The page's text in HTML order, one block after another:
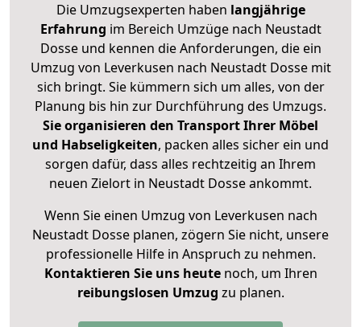
Die Umzugsexperten haben langjährige
Erfahrung im Bereich Umzüge nach Neustadt
Dosse und kennen die Anforderungen, die ein
Umzug von Leverkusen nach Neustadt Dosse mit
sich bringt. Sie kümmern sich um alles, von der
Planung bis hin zur Durchführung des Umzugs.
Sie organisieren den Transport Ihrer Möbel
und Habseligkeiten, packen alles sicher ein und
sorgen dafür, dass alles rechtzeitig an Ihrem
neuen Zielort in Neustadt Dosse ankommt.
Wenn Sie einen Umzug von Leverkusen nach
Neustadt Dosse planen, zögern Sie nicht, unsere
professionelle Hilfe in Anspruch zu nehmen.
Kontaktieren Sie uns heutenoch, um Ihren
reibungslosen Umzug zu planen.